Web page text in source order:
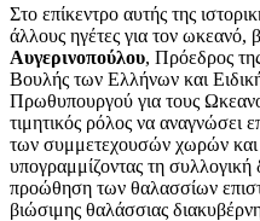
Στο επίκεντρο αυτής της
άλλους ηγέτες για τον ωκεανό,
Αυγερινοπούλου, Πρόεδρος
Βουλής των Ελλήνων και
Πρωθυπουργού για τους
τιμητικός ρόλος να αναγνώσει
των συμμετεχουσών χωρών
υπογραμμίζοντας τη
προώθηση των θαλασσίων
βιώσιμης θαλάσσιας